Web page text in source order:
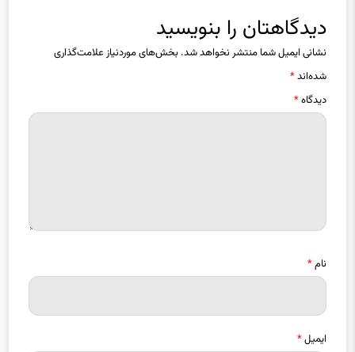
دیدگاهتان را بنویسید
نشانی ایمیل شما منتشر نخواهد شد.
شده‌اند*
دیدگاه
نام